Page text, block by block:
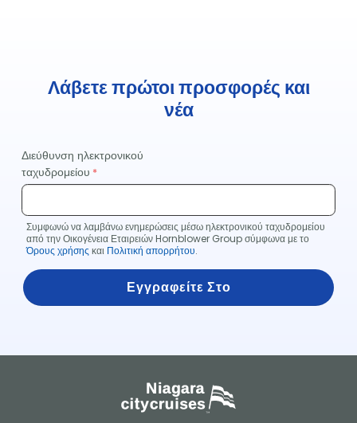
Λάβετε πρώτοι προσφορές και
νέα
Διεύθυνση ηλεκτρονικού
ταχυδρομείου
Συμφωνώ να λαμβάνω ενημερώσεις μέσω ηλεκτρονικού ταχυδρομείου
από την Οικογένεια Εταιρειών Hornblower Group σύμφωνα με το
Όρους χρήσης και Πολιτική απορρήτου.